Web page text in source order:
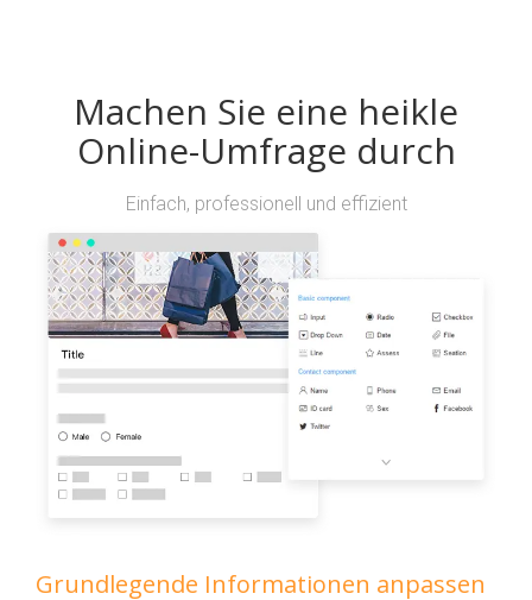
Machen Sie eine heikle
Online-Umfrage durch
Einfach, professionell und effizient
Grundlegende Informationen anpassen